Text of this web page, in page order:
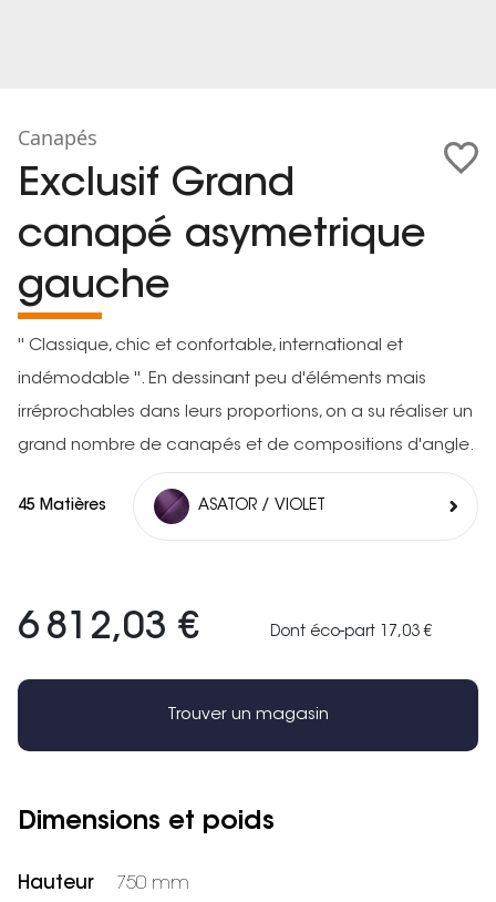
Canapés
Exclusif Grand
canapé asymetrique
gauche
'' Classique, chic et confortable, international et
indémodable ''. En dessinant peu d'éléments mais
irréprochables dans leurs proportions, on a su réaliser un
grand nombre de canapés et de compositions d'angle.
45 Matières ASATOR / VIOLET
6 812,03 € Dont éco-part 17,03 €
Trouver un magasin
Dimensions et poids
Hauteur 750 mm